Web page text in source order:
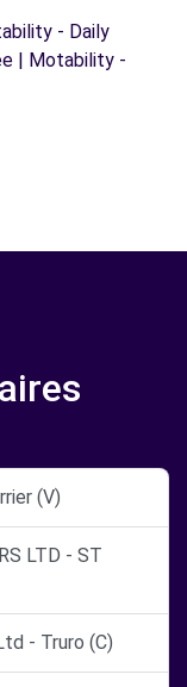
- Daily
| Motability -
(V)
LTD - ST
- Truro (C)